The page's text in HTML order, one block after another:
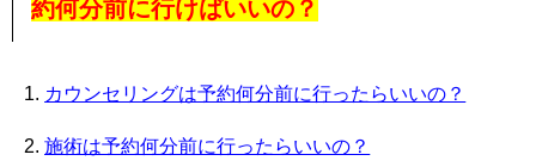
約何分前に行けばいいの？
カウンセリングは予約何分前に行ったらいいの？
施術は予約何分前に行ったらいいの？